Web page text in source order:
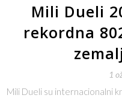
Mili Dueli
rekordna
1
Mili Dueli su internacionalni